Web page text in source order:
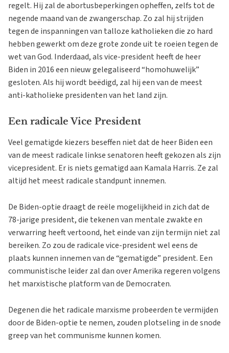
regelt. Hij zal de abortusbeperkingen opheffen, zelfs tot de
negende maand van de zwangerschap. Zo zal hij strijden
tegen de inspanningen van talloze katholieken die zo hard
hebben gewerkt om deze grote zonde uit te roeien tegen de
wet van God. Inderdaad, als vice-president heeft de heer
Biden in 2016 een nieuw gelegaliseerd “homohuwelijk”
gesloten. Als hij wordt beëdigd, zal hij een van de meest
anti-katholieke presidenten van het land zijn.
Een radicale Vice President
Veel gematigde kiezers beseffen niet dat de heer Biden een
van de meest radicale linkse senatoren heeft gekozen als zijn
vicepresident. Er is niets gematigd aan Kamala Harris. Ze zal
altijd het meest radicale standpunt innemen.
De Biden-optie draagt de reële mogelijkheid in zich dat de
78-jarige president, die tekenen van mentale zwakte en
verwarring heeft vertoond, het einde van zijn termijn niet zal
bereiken. Zo zou de radicale vice-president wel eens de
plaats kunnen innemen van de “gematigde” president. Een
communistische leider zal dan over Amerika regeren volgens
het marxistische platform van de Democraten.
Degenen die het radicale marxisme probeerden te vermijden
door de Biden-optie te nemen, zouden plotseling in de snode
greep van het communisme kunnen komen.